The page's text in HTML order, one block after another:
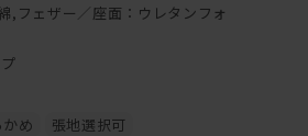
ルを塗布することで、木本来
おります。
しやすく、 傷・水分によるシ
,フェザー／座面：ウレタンフォ
め
張地選択可